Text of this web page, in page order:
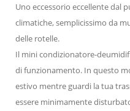
Uno eccessorio eccellente dal
climatiche, semplicissimo da
delle rotelle.
Il mini condizionatore-
di funzionamento. In questo
estivo mentre guardi la tua
essere minimamente